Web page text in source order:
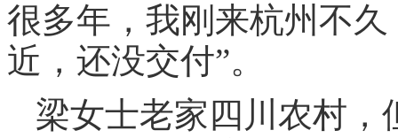
很多年，我刚来杭州不
近，还没交付”。
梁女士老家四川农村，